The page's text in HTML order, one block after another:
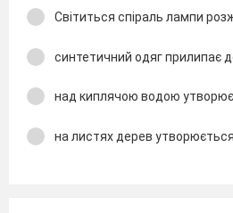
Світиться спіраль лампи
синтетичний одяг прилипає
над киплячою водою
на листях дерев